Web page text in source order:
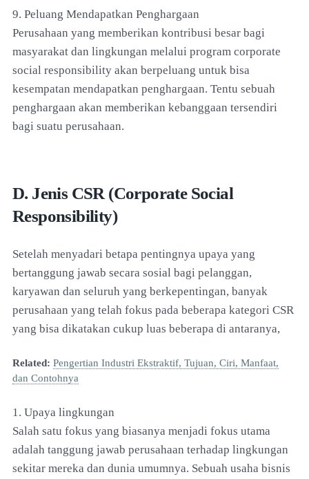
9. Peluang Mendapatkan Penghargaan
Perusahaan yang memberikan kontribusi besar bagi
masyarakat dan lingkungan melalui program corporate
social responsibility akan berpeluang untuk bisa
kesempatan mendapatkan penghargaan. Tentu sebuah
penghargaan akan memberikan kebanggaan tersendiri
bagi suatu perusahaan.
D. Jenis CSR (Corporate Social
Responsibility)
Setelah menyadari betapa pentingnya upaya yang
bertanggung jawab secara sosial bagi pelanggan,
karyawan dan seluruh yang berkepentingan, banyak
perusahaan yang telah fokus pada beberapa kategori CSR
yang bisa dikatakan cukup luas beberapa di antaranya,
Related: Pengertian Industri Ekstraktif, Tujuan, Ciri, Manfaat,
dan Contohnya
1. Upaya lingkungan
Salah satu fokus yang biasanya menjadi fokus utama
adalah tanggung jawab perusahaan terhadap lingkungan
sekitar mereka dan dunia umumnya. Sebuah usaha bisnis